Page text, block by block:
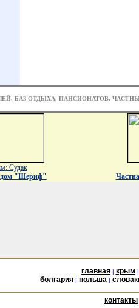
БАЗ ОТДЫХА, ПАНСИОНАТОВ,
Судак
дом "Шериф"
главная| крым
болгария | польша |
контакты